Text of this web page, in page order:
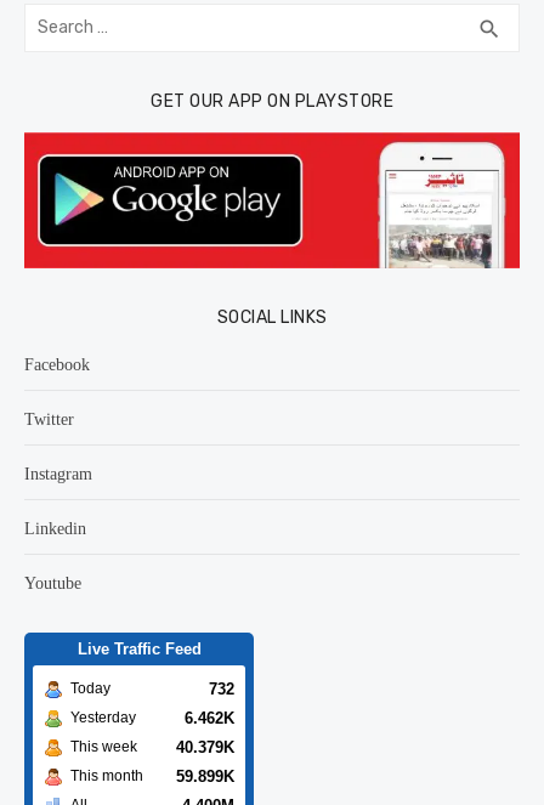
Search
for: search
GET OUR APP ON PLAYSTORE
SOCIAL LINKS
Facebook
Twitter
Instagram
Linkedin
Youtube
Live Traffic Feed
Today 732
Yesterday 6.462K
This week 40.379K
This month 59.899K